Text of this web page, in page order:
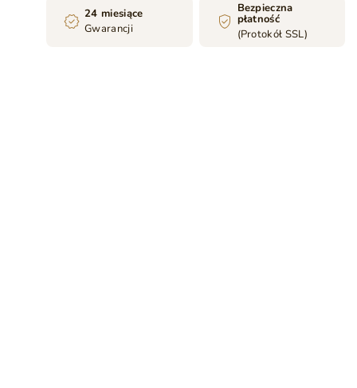
24 miesiące
Gwarancji
Bezpieczna
płatność
(Protokół SSL)